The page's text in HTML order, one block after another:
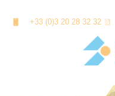
+33 (0)3 20 28 32 32